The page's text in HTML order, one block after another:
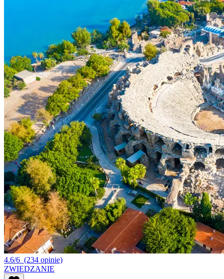
4.6/6 (234 opinie)
ZWIEDZANIE